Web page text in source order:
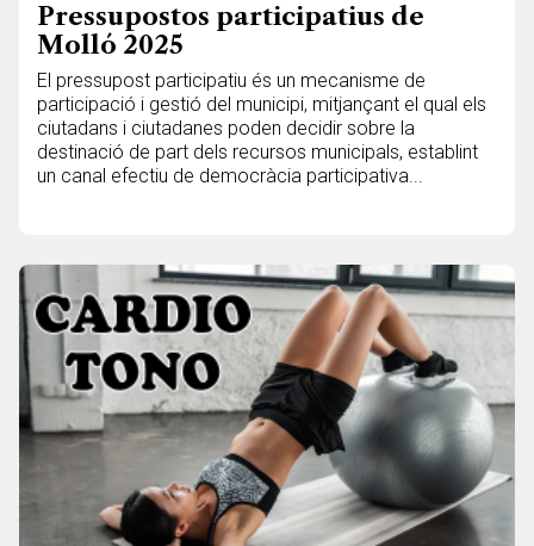
Pressupostos participatius de
Molló 2025
El pressupost participatiu és un mecanisme de
participació i gestió del municipi, mitjançant el qual els
ciutadans i ciutadanes poden decidir sobre la
destinació de part dels recursos municipals, establint
un canal efectiu de democràcia participativa...